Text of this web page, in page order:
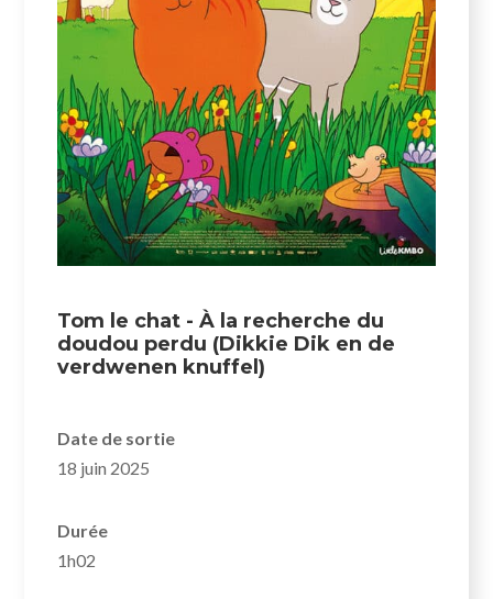
Tom le chat - À la recherche du
doudou perdu (Dikkie Dik en de
verdwenen knuffel)
Date de sortie
18 juin 2025
Durée
1h02